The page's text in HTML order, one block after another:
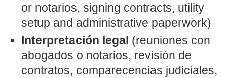
or notarios, signing contracts, utility
setup and administrative paperwork)
Interpretación legal (reuniones con
abogados o notarios, revisión de
contratos, comparecencias judiciales,